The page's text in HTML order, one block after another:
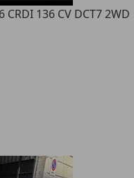
136 CV DCT7 2WD